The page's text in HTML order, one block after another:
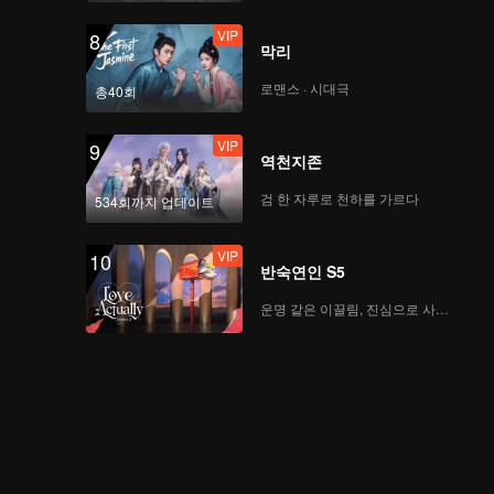
Dum Dum
YUANKE_6.mp4
What is Love
DIDI_1.mp4
Dum
Dum_XUANNING2
8
총40회
VIP
막리
로맨스 · 시대극
9
534회까지 업데이트
VIP
역천지존
검 한 자루로 천하를 가르다
10 VIP
반숙연인 S5
운명 같은 이끌림, 진심으로 사랑하다